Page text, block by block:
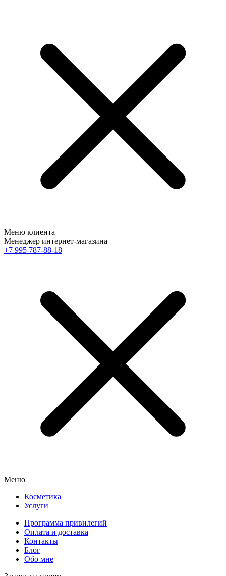
Меню клиента
Менеджер интернет-магазина
+7 995 787-88-18
Меню
Косметика
Услуги
Программа привилегий
Оплата и доставка
Контакты
Блог
Обо мне